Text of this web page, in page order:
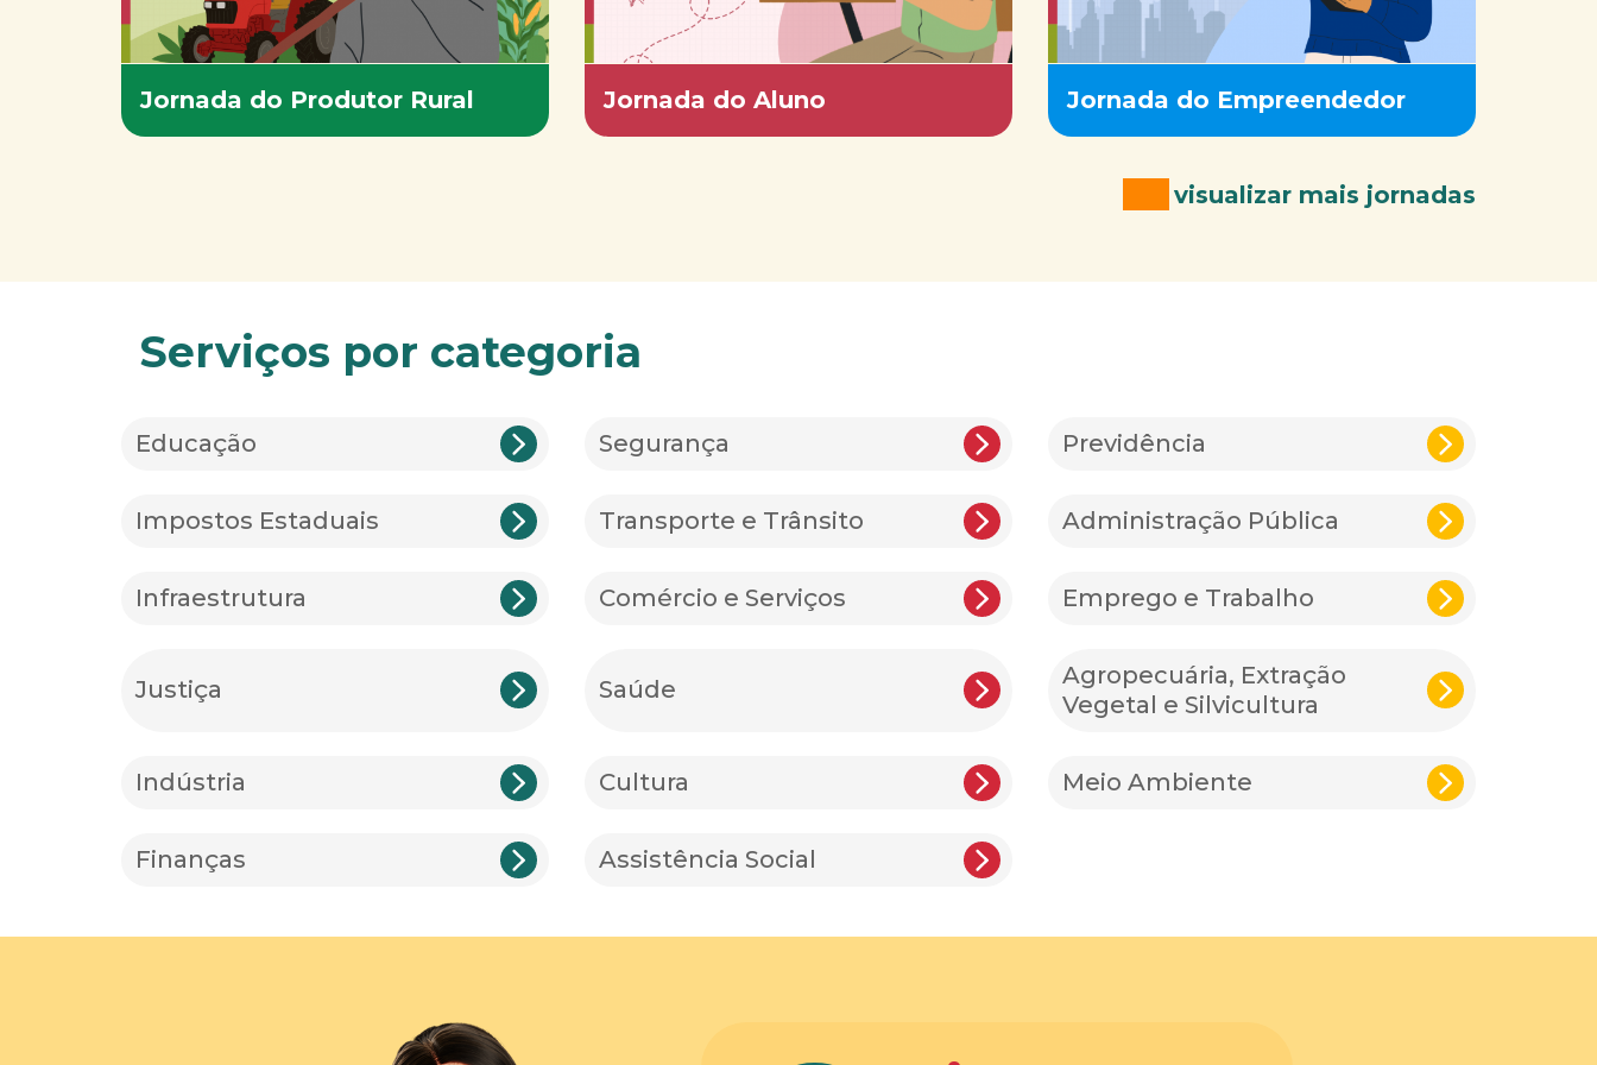
Jornada do Produtor Rural Jornada do Aluno Jornada do Empreendedor
visualizar mais jornadas
Serviços por categoria
Educação Segurança Previdência
Impostos Estaduais Transporte e Trânsito Administração Pública
Infraestrutura Comércio e Serviços Emprego e Trabalho
Justiça Saúde
Agropecuária, Extração
Vegetal e Silvicultura
Indústria Cultura Meio Ambiente
Finanças Assistência Social